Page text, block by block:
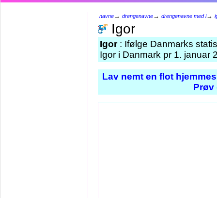
navne→ drengenavne→ drengenavne med i→
Igor
Igor: Ifølge Danmarks
Igor i Danmark pr 1. januar
Lav nemt en flot
Prøv